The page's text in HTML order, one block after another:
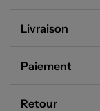
Livraison
Paiement
Retour